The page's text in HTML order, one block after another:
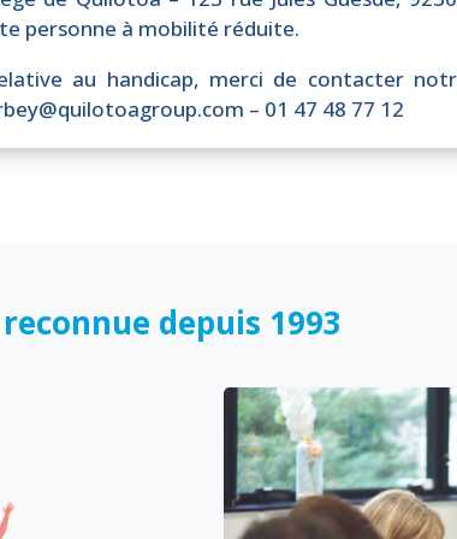
personne à mobilité réduite.
au handicap, merci de contacter
– 01 47 48 77 12
depuis 1993